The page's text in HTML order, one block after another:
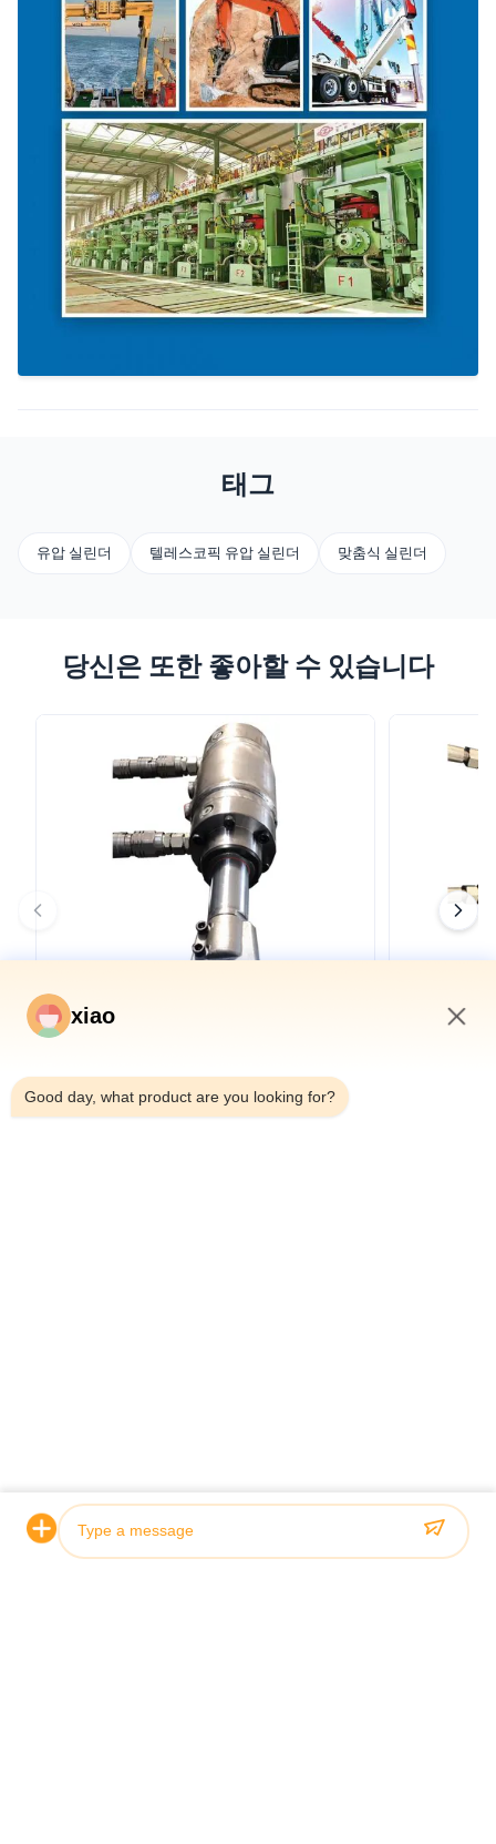
태그
유압 실린더 텔레스코픽 유압 실린더 맞춤식 실린더
당신은 또한 좋아할 수 있습니다
터널 보링 머신용 OEM 이중 실드 TBM 텔레스
코픽 유압 실린더
xiao
Good day, what product are you looking for?